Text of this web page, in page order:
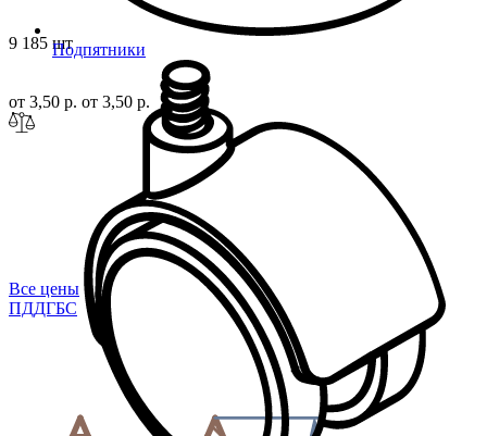
Подпятники
9 185 шт
от 3,50 р. от 3,50 р.
Все цены
ПДДГБС